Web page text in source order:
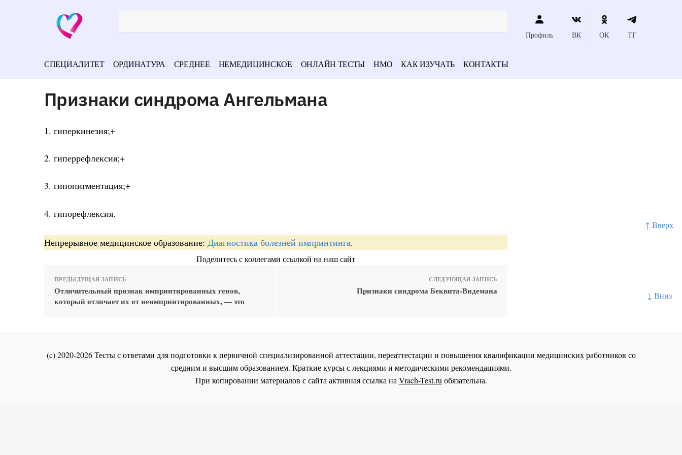
↑ Вверх
↓ Вниз
Профиль ВК ОК ТГ
СПЕЦИАЛИТЕТ ОРДИНАТУРА СРЕДНЕЕ НЕМЕДИЦИНСКОЕ ОНЛАЙН ТЕСТЫ НМО КАК ИЗУЧАТЬ КОНТАКТЫ
Признаки синдрома Ангельмана
1. гиперкинезия;+
2. гиперрефлексия;+
3. гипопигментация;+
4. гипорефлексия.
Непрерывное медицинское образование: Диагностика болезней импринтинга.
Поделитесь с коллегами ссылкой на наш сайт
ПРЕДЫДУЩАЯ ЗАПИСЬ
Отличительный признак импринтированных генов,
который отличает их от неимпринтированных, — это
СЛЕДУЮЩАЯ ЗАПИСЬ
Признаки синдрома Беквита-Видемана
(c) 2020-2026 Тесты с ответами для подготовки к первичной специализированной аттестации, переаттестации и повышения квалификации медицинских работников со
средним и высшим образованием. Краткие курсы с лекциями и методическими рекомендациями.
При копировании материалов с сайта активная ссылка наVrach-Test.ruобязательна.